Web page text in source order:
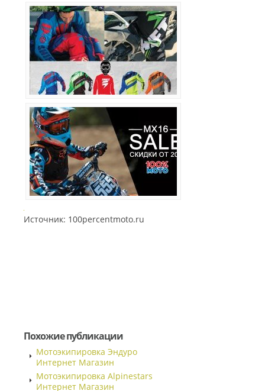
Источник: 100percentmoto.ru
Похожие публикации
Мотоэкипировка Эндуро
Интернет Магазин
Мотоэкипировка Alpinestars
Интернет Магазин